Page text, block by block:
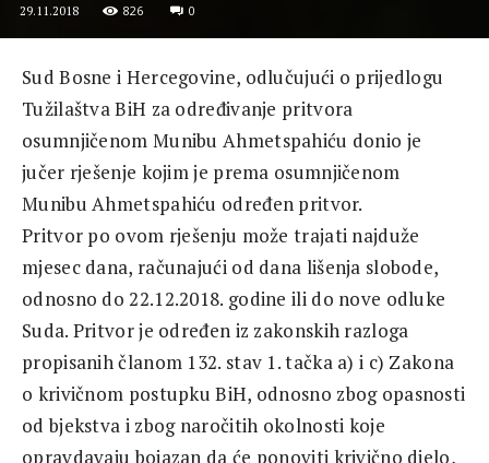
29.11.2018 826 0
Sud Bosne i Hercegovine, odlučujući o prijedlogu
Tužilaštva BiH za određivanje pritvora
osumnjičenom Munibu Ahmetspahiću donio je
jučer rješenje kojim je prema osumnjičenom
Munibu Ahmetspahiću određen pritvor.
Pritvor po ovom rješenju može trajati najduže
mjesec dana, računajući od dana lišenja slobode,
odnosno do 22.12.2018. godine ili do nove odluke
Suda. Pritvor je određen iz zakonskih razloga
propisanih članom 132. stav 1. tačka a) i c) Zakona
o krivičnom postupku BiH, odnosno zbog opasnosti
od bjekstva i zbog naročitih okolnosti koje
opravdavaju bojazan da će ponoviti krivično djelo,